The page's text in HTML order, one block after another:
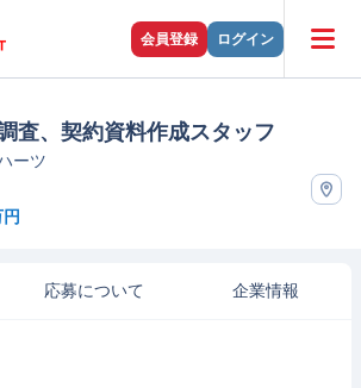
会員登録 ログイン
査、契約資料作成スタッフ
ーツ
応募について 企業情報